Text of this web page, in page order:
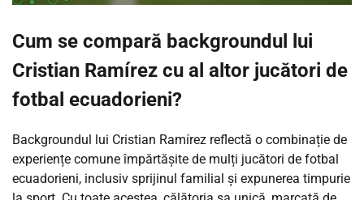
Cum se compară backgroundul lui
Cristian Ramírez cu al altor jucători de
fotbal ecuadorieni?
Backgroundul lui Cristian Ramírez reflectă o combinație de
experiențe comune împărtășite de mulți jucători de fotbal
ecuadorieni, inclusiv sprijinul familial și expunerea timpurie